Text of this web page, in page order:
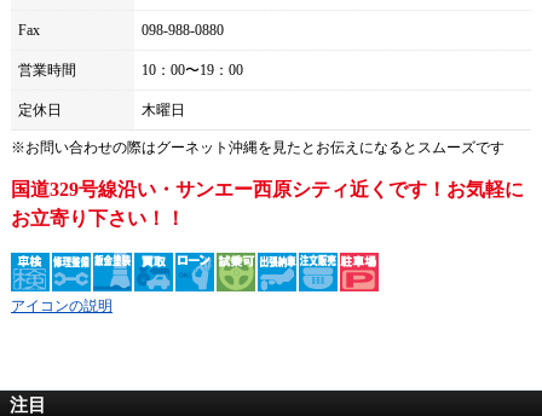
Fax 098-988-0880
営業時間 10：00〜19：00
定休日 木曜日
※お問い合わせの際はグーネット沖縄を見たとお伝えになるとスムーズです
国道329号線沿い・サンエー西原シティ近くです！お気軽に
お立寄り下さい！！
アイコンの説明
注目